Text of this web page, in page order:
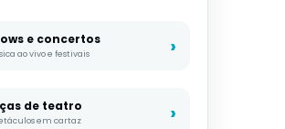
e concertos
ao vivo e festivais
de teatro
em cartaz